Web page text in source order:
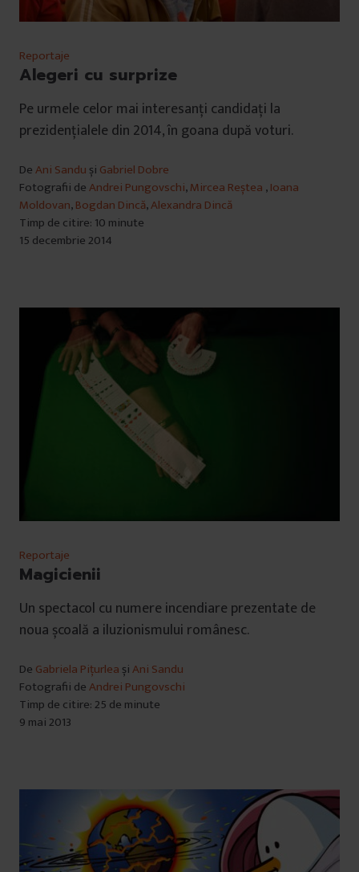
Reportaje
Alegeri cu surprize
Pe urmele celor mai interesanți candidați la
prezidențialele din 2014, în goana după voturi.
DeAni Sandu și Gabriel Dobre
Fotografii deAndrei Pungovschi,Mircea Reștea ,Ioana
Moldovan,Bogdan Dincă,Alexandra Dincă
Timp de citire: 10 minute
15 decembrie 2014
Reportaje
Magicienii
Un spectacol cu numere incendiare prezentate de
noua școală a iluzionismului românesc.
De Gabriela Pițurlea șiAni Sandu
Fotografii deAndrei Pungovschi
Timp de citire: 25 de minute
9 mai 2013